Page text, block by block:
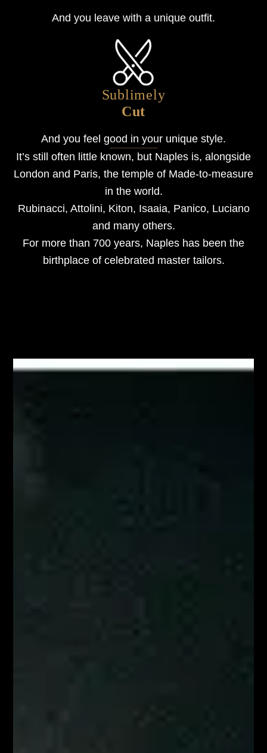
And you leave with a unique outfit.
Sublimely
Cut
And you feel good in your unique style.
It’s still often little known, but Naples is, alongside
London and Paris, the temple of Made-to-measure
in the world.
Rubinacci, Attolini, Kiton, Isaaia, Panico, Luciano
and many others.
For more than 700 years, Naples has been the
birthplace of celebrated master tailors.